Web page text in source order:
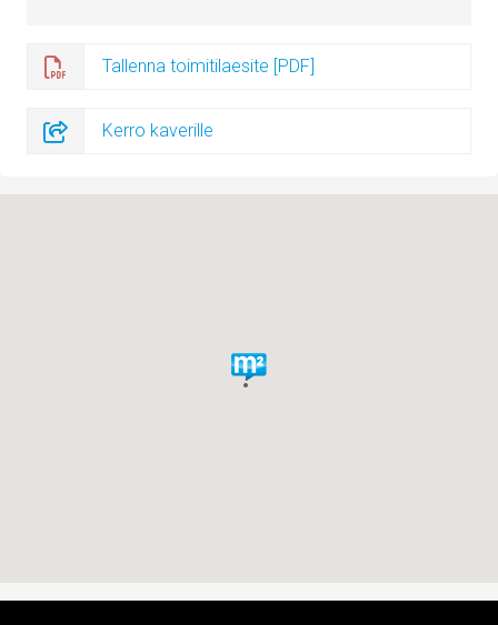
Tallenna toimitilaesite [PDF]
Kerro kaverille